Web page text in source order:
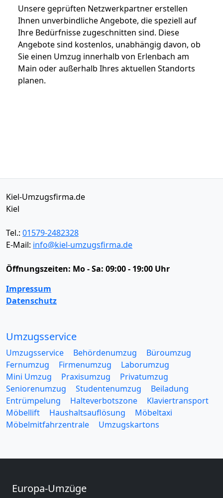
Unsere geprüften Netzwerkpartner erstellen
Ihnen unverbindliche Angebote, die speziell auf
Ihre Bedürfnisse zugeschnitten sind. Diese
Angebote sind kostenlos, unabhängig davon, ob
Sie einen Umzug innerhalb von Erlenbach am
Main oder außerhalb Ihres aktuellen Standorts
planen.
Kiel-Umzugsfirma.de
Kiel
Tel.: 01579-2482328
E-Mail: info@kiel-umzugsfirma.de
Öffnungszeiten: Mo - Sa: 09:00 - 19:00 Uhr
Impressum
Datenschutz
Umzugsservice
Umzugsservice Behördenumzug
Büroumzug
Fernumzug
Firmenumzug
Laborumzug
Mini Umzug
Praxisumzug
Privatumzug
Seniorenumzug
Studentenumzug
Beiladung
Entrümpelung
Halteverbotszone
Klaviertransport
Möbellift
Haushaltsauflösung
Möbeltaxi
Möbelmitfahrzentrale
Umzugskartons
Europa-Umzüge